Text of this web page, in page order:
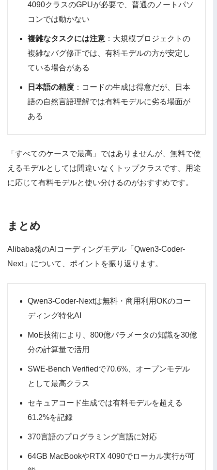
4090クラスのGPUが必要で、普通のノートパソ
コンでは動かない
複雑なタスクには注意 ：大規模プロジェクトの
複雑なバグ修正では、有料モデルの方が安定し
ている場合がある
日本語の精度 ：コードの生成は得意だが、日本
語の自然言語理解では有料モデルに劣る場面が
ある
「すべてのケースで最高」ではありませんが、無料で使
えるモデルとしては間違いなくトップクラスです。用途
に応じて有料モデルと使い分けるのがおすすめです。
まとめ
Alibaba発のAIコーディングモデル「Qwen3-Coder-
Next」について、ポイントを振り返ります。
Qwen3-Coder-Nextは無料・商用利用OKのコー
ディング特化AI
MoE技術により、800億パラメータの知識を30億
分の計算量で活用
SWE-Bench Verifiedで70.6%、オープンモデル
として最高クラス
セキュアコード生成では有料モデルを超える
61.2%を記録
370言語のプログラミング言語に対応
64GB MacBookやRTX 4090でローカル実行が可